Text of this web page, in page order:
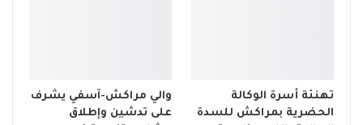
تهنئة أسرة الوكالة
الحضرية بمراكش للسدة
والي مراكش-آسفي يشرف
على تدشين وإطلاق